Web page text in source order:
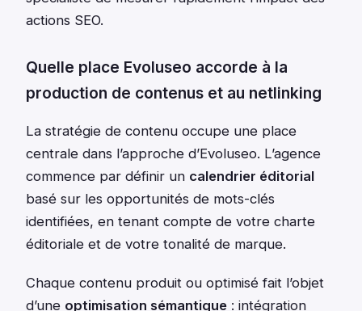
actions SEO.
Quelle place Evoluseo accorde à la
production de contenus et au netlinking
La stratégie de contenu occupe une place
centrale dans l’approche d’Evoluseo. L’agence
commence par définir un calendrier éditorial
basé sur les opportunités de mots-clés
identifiées, en tenant compte de votre charte
éditoriale et de votre tonalité de marque.
Chaque contenu produit ou optimisé fait l’objet
d’une optimisation sémantique : intégration